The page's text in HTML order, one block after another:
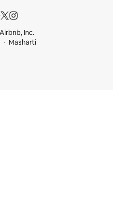
Inc.
Masharti